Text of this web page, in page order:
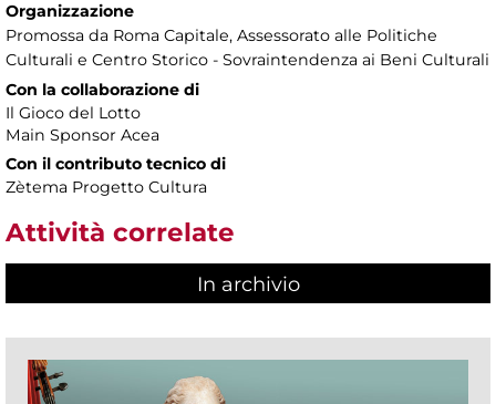
Organizzazione
Promossa da Roma Capitale, Assessorato alle Politiche
Culturali e Centro Storico - Sovraintendenza ai Beni Culturali
Con la collaborazione di
Il Gioco del Lotto
Main Sponsor Acea
Con il contributo tecnico di
Zètema Progetto Cultura
Attività correlate
In archivio